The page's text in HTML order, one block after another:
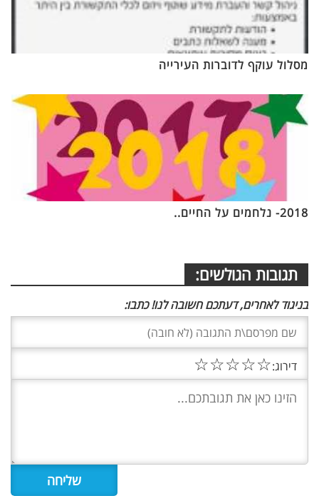
מסלול עוקף לדוברות העירייה
2018- נלחמים על החיים..
תגובות הגולשים:
בניגוד לאחרים, דעתכם חשובה לנו! כתבו:
דירוג:☆
☆
☆
☆
☆